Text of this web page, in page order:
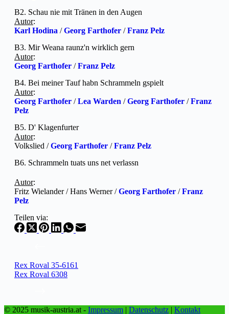
B2. Schau nie mit Tränen in den Augen
Autor:
Karl Hodina /Georg Farthofer /Franz Pelz
B3. Mir Weana raunz'n wirklich gern
Autor:
Georg Farthofer /Franz Pelz
B4. Bei meiner Tauf habn Schrammeln gspielt
Autor:
Georg Farthofer /Lea Warden /Georg Farthofer /Franz
Pelz
B5. D' Klagenfurter
Autor:
Volkslied /Georg Farthofer /Franz Pelz
B6. Schrammeln tuats uns net verlassn
Autor:
Fritz Wielander / Hans Werner /Georg Farthofer /Franz
Pelz
Teilen via:
Rex Roval 35-6161
Rex Roval 6308
© 2025 musik-austria.at - Impressum | Datenschutz | Kontakt